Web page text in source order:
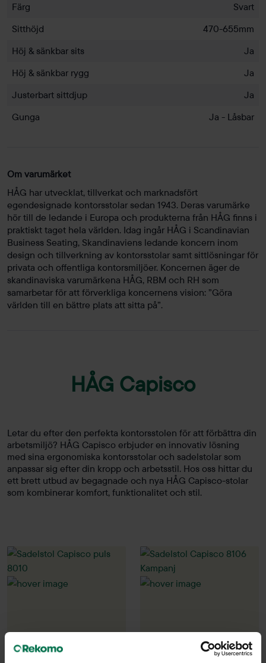
Färg
Svart
Sitthöjd
470-655mm
Höj & sänkbar sits
Ja
Höj & sänkbar rygg
Ja
Justerbart sittdjup
Ja
Gunga
Ja - Låsbar
Om varumärket
HÅG har utvecklat, tillverkat och marknadsfört
egendesignade kontorsstolar sedan 1943. Deras varumärke
hör till de ledande i Europa och produkterna från HÅG finns i
praktiskt taget hela världen. Idag ingår HÅG i Scandinavian
Business Seating, Skandinaviens ledande koncern inom
design och tillverkning av kontorsstolar samt sittlösningar för
privata och offentliga kontorsmiljöer. Koncernen äger de
skandinaviska varumärkena HÅG, RBM och RH som
samarbetar för att förverkliga koncernens vision: ”Göra
världen till en bättre plats att sitta på”.
HÅG Capisco
Letar du efter den perfekta kontorsstolen för att förbättra din
arbetsmiljö? HÅG Capisco erbjuder en innovativ lösning
med sina ergonomiska kontorsstolar och sadelstolar som
anpassar sig efter din kropp och arbetsstil. Hos oss hittar du
ett brett utbud av begagnade och nya HÅG Capisco-stolar
som kombinerar komfort, funktionalitet och stil.